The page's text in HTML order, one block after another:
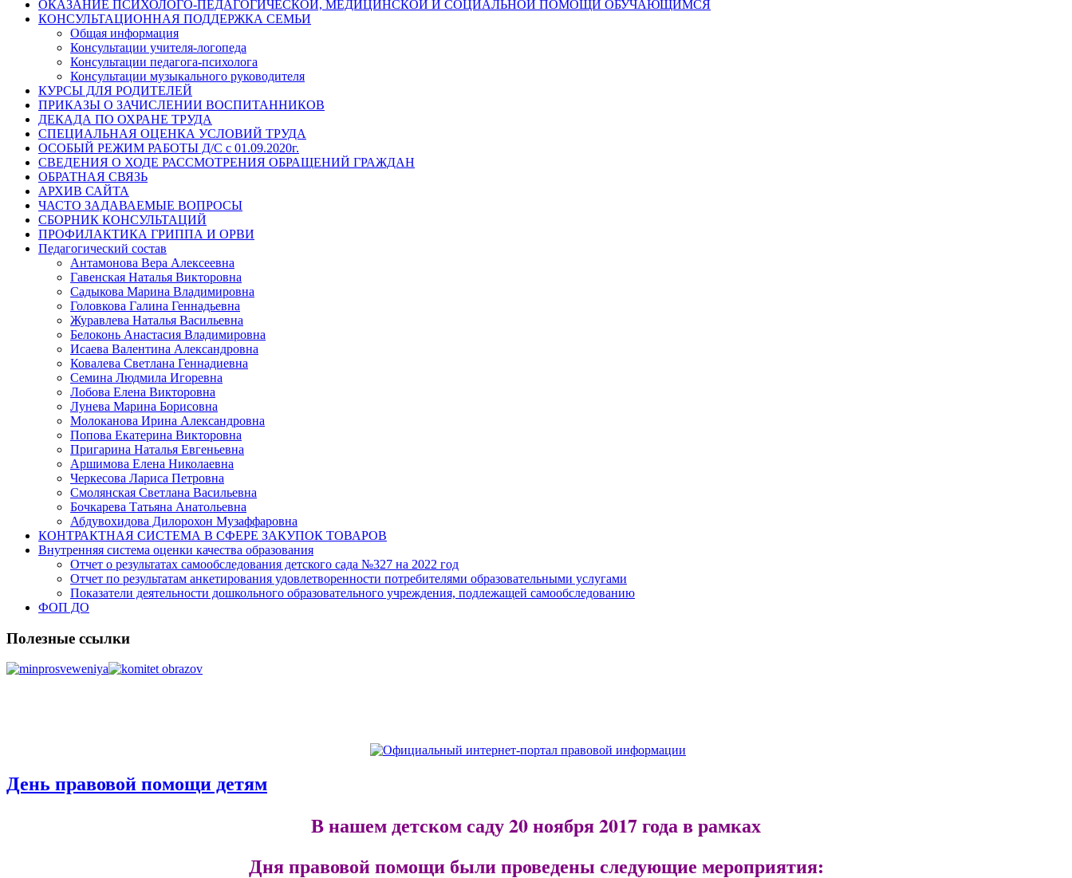
ОКАЗАНИЕ ПСИХОЛОГО-ПЕДАГОГИЧЕСКОЙ, МЕДИЦИНСКОЙ И СОЦИАЛЬНОЙ ПОМОЩИ ОБУЧАЮЩИМСЯ
КОНСУЛЬТАЦИОННАЯ ПОДДЕРЖКА СЕМЬИ
Общая информация
Консультации учителя-логопеда
Консультации педагога-психолога
Консультации музыкального руководителя
КУРСЫ ДЛЯ РОДИТЕЛЕЙ
ПРИКАЗЫ О ЗАЧИСЛЕНИИ ВОСПИТАННИКОВ
ДЕКАДА ПО ОХРАНЕ ТРУДА
СПЕЦИАЛЬНАЯ ОЦЕНКА УСЛОВИЙ ТРУДА
ОСОБЫЙ РЕЖИМ РАБОТЫ Д/С с 01.09.2020г.
СВЕДЕНИЯ О ХОДЕ РАССМОТРЕНИЯ ОБРАЩЕНИЙ ГРАЖДАН
ОБРАТНАЯ СВЯЗЬ
АРХИВ САЙТА
ЧАСТО ЗАДАВАЕМЫЕ ВОПРОСЫ
СБОРНИК КОНСУЛЬТАЦИЙ
ПРОФИЛАКТИКА ГРИППА И ОРВИ
Педагогический состав
Антамонова Вера Алексеевна
Гавенская Наталья Викторовна
Садыкова Марина Владимировна
Головкова Галина Геннадьевна
Журавлева Наталья Васильевна
Белоконь Анастасия Владимировна
Исаева Валентина Александровна
Ковалева Светлана Геннадиевна
Семина Людмила Игоревна
Лобова Елена Викторовна
Лунева Марина Борисовна
Молоканова Ирина Александровна
Попова Екатерина Викторовна
Пригарина Наталья Евгеньевна
Аршимова Елена Николаевна
Черкесова Лариса Петровна
Смолянская Светлана Васильевна
Бочкарева Татьяна Анатольевна
Абдувохидова Дилорохон Музаффаровна
КОНТРАКТНАЯ СИСТЕМА В СФЕРЕ ЗАКУПОК ТОВАРОВ
Внутренняя система оценки качества образования
Отчет о результатах самообследования детского сада №327 на 2022 год
Отчет по результатам анкетирования удовлетворенности потребителями образовательными услугами
Показатели деятельности дошкольного образовательного учреждения, подлежащей самообследованию
ФОП ДО
Полезные ссылки
День правовой помощи детям
В нашем детском саду 20 ноября 2017 года в рамках
Дня правовой помощи были проведены следующие мероприятия: